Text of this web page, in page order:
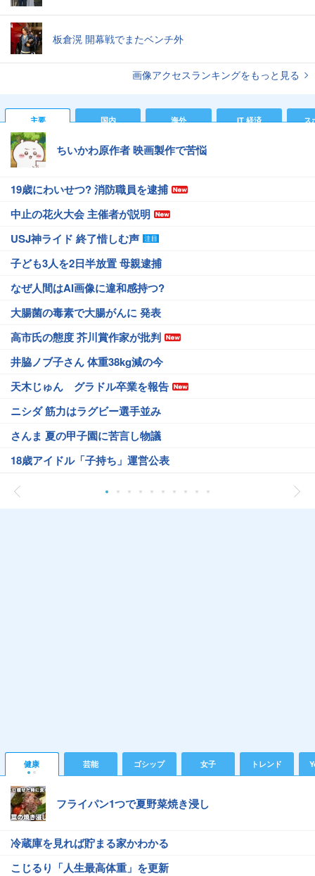
板倉滉 開幕戦でまたベンチ外
画像アクセスランキングをもっと見る
主要 国内 海外 IT 経済 ス
ちいかわ原作者 映画製作で苦悩
19歳にわいせつ? 消防職員を逮捕
中止の花火大会 主催者が説明
USJ神ライド 終了惜しむ声
子ども3人を2日半放置 母親逮捕
なぜ人間はAI画像に違和感持つ?
大腸菌の毒素で大腸がんに 発表
高市氏の態度 芥川賞作家が批判
井脇ノブ子さん 体重38kg減の今
天木じゅん グラドル卒業を報告
ニシダ 筋力はラグビー選手並み
さんま 夏の甲子園に苦言し物議
18歳アイドル「子持ち」運営公表
健康 芸能 ゴシップ 女子 トレンド
フライパン1つで夏野菜焼き浸し
冷蔵庫を見れば貯まる家かわかる
こじるり「人生最高体重」を更新